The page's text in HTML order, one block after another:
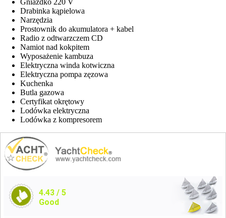
Drabinka kąpielowa
Narzędzia
Prostownik do akumulatora + kabel
Radio z odtwarzczem CD
Namiot nad kokpitem
Wyposażenie kambuza
Elektryczna winda kotwiczna
Elektryczna pompa zęzowa
Kuchenka
Butla gazowa
Certyfikat okrętowy
Lodówka elektryczna
Lodówka z kompresorem
4.43 / 5
Good